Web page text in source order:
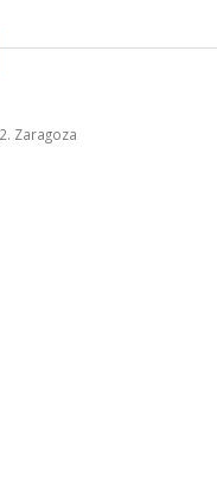
Zaragoza